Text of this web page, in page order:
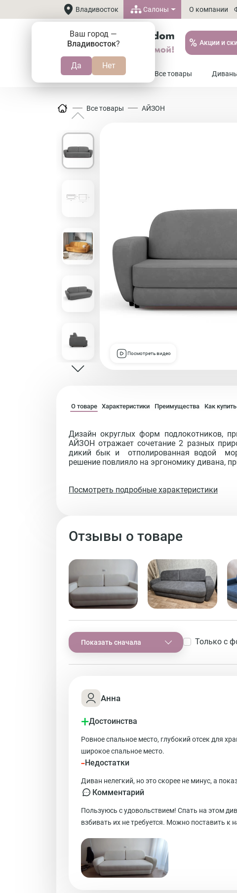
Владивосток
Ваш город —
Владивосток?
Салоны О компании
% Акции и
8 (800) 505-37-20 Все товары
Все товары АЙЗОН
О товаре Характеристики Преимущества Как купить
Дизайн округлых форм подлокотников,
АЙЗОН отражает сочетание 2 разных
дикий бык и  отполированная водой
решение повлияло на эргономику дивана,
Посмотреть подробные характеристики
Посмотреть видео
Отзывы о товаре
Показать сначала Только с
Анна
+Достоинства
Ровное спальное место, глубокий отсек для
широкое спальное место.
-Недостатки
Диван нелегкий, но это скорее не минус, а
Комментарий
Пользуюсь с удовольствием! Спать на этом
взбивать их не требуется. Можно поставить к